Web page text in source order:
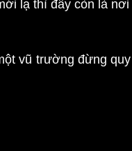
lạ thì đây còn là
vũ trường đừng